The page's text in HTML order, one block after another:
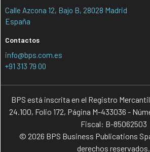
Calle Azcona 12, Bajo B, 28028 Madrid
España
Contactos
info@bps.com.es
+91 313 79 00
BPS está inscrita en el Registro
24.100, Folio 172, Página M-433036 -
Fiscal: B-85062503
© 2026 BPS Business Publications
derechos reservados.